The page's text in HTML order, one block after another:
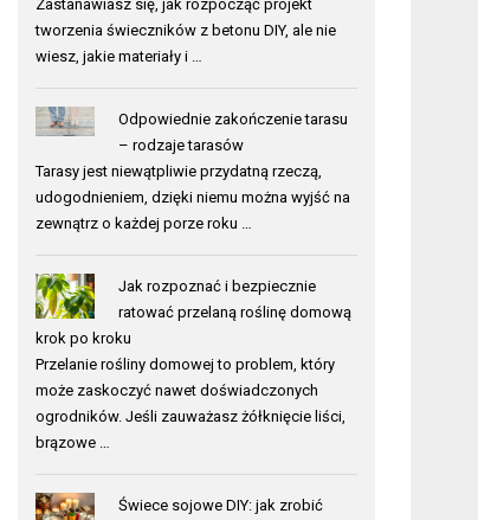
Zastanawiasz się, jak rozpocząć projekt
tworzenia świeczników z betonu DIY, ale nie
wiesz, jakie materiały i …
Odpowiednie zakończenie tarasu
– rodzaje tarasów
Tarasy jest niewątpliwie przydatną rzeczą,
udogodnieniem, dzięki niemu można wyjść na
zewnątrz o każdej porze roku …
Jak rozpoznać i bezpiecznie
ratować przelaną roślinę domową
krok po kroku
Przelanie rośliny domowej to problem, który
może zaskoczyć nawet doświadczonych
ogrodników. Jeśli zauważasz żółknięcie liści,
brązowe …
Świece sojowe DIY: jak zrobić